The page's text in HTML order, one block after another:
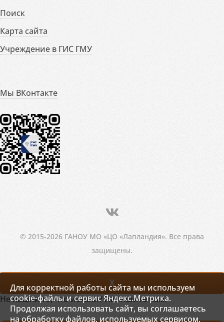
Поиск
Карта сайта
Учреждение в ГИС ГМУ
Мы ВКонтакте
© 2015-2026 ГАНОУ МО «ЦО «Лапландия». Все права
защищены.
Для корректной работы сайта мы используем
cookie-файлы и сервис Яндекс.Метрика.
Продолжая использовать сайт, вы соглашаетесь
на обработку файлов, используемых сервисом.
X
Не нашли то, что искали? Напишите нам!